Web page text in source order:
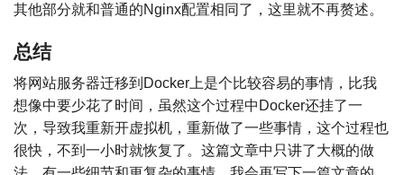
其他部分就和普通的Nginx配置相同了，这里就不再赘述。
总结
将网站服务器迁移到Docker上是个比较容易的事情，比我
想像中要少花了时间，虽然这个过程中Docker还挂了一
次，导致我重新开虚拟机，重新做了一些事情，这个过程也
很快，不到一小时就恢复了。这篇文章中只讲了大概的做